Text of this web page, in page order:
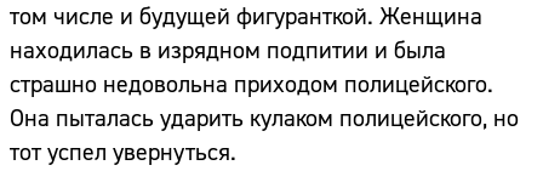
том числе и будущей фигуранткой. Женщина
находилась в изрядном подпитии и была
страшно недовольна приходом полицейского.
Она пыталась ударить кулаком полицейского, но
тот успел увернуться.